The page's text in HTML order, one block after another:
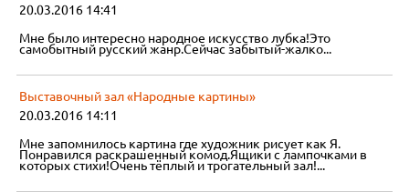
20.03.2016 14:41
Мне было интересно народное искусство лубка!Это
самобытный русский жанр.Сейчас забытый-жалко...
Выставочный зал «Народные картины»
20.03.2016 14:11
Мне запомнилось картина где художник рисует как Я.
Понравился раскрашенный комод.Ящики с лампочками в
которых стихи!Очень тёплый и трогательный зал!...